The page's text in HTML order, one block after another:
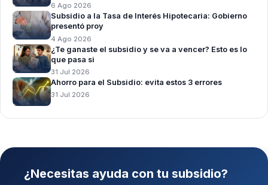
6 Ago 2026
Subsidio a la Tasa de Interés Hipotecaria: Gobierno
presentó proy
4 Ago 2026
¿Te ganaste el subsidio y se va a vencer? Esto es lo
que pasa si
31 Jul 2026
Ahorro para el Subsidio: evita estos 3 errores
31 Jul 2026
¿Necesitas ayuda con tu subsidio?